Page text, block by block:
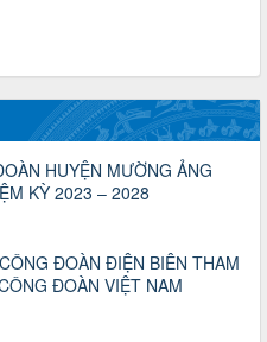
31/12/2024 của Tổng
tỷ lệ phân phối tự động
Việt Nam về các cấp
dung về sắp xếp tổ chức bộ
hoạt động hiệu lực, hiệu
HUYỆN MƯỜNG ẢNG
KỲ 2023 – 2028
ĐOÀN ĐIỆN BIÊN THAM
ĐOÀN VIỆT NAM